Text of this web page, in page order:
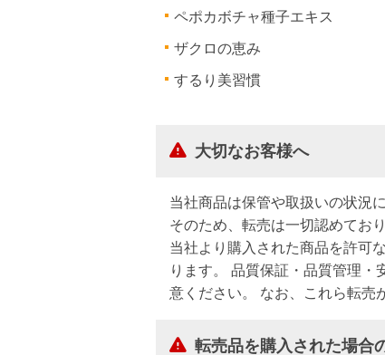
ペポカボチャ種子エキス
ザクロの恵み
するり美習慣
大切なお客様へ
当社商品は保管や取扱いの状況
そのため、転売は一切認めており
当社より購入された商品を許可
ります。 品質保証・品質管理
意ください。 なお、これら転売
転売品を購入された場合